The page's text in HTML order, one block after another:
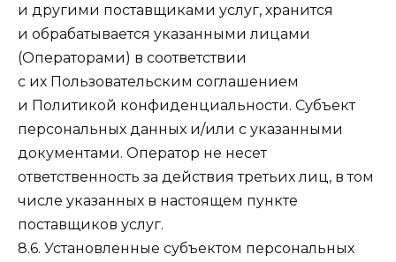
и другими поставщиками услуг, хранится
и обрабатывается указанными лицами
(Операторами) в соответствии
с их Пользовательским соглашением
и Политикой конфиденциальности. Субъект
персональных данных и/или с указанными
документами. Оператор не несет
ответственность за действия третьих лиц, в том
числе указанных в настоящем пункте
поставщиков услуг.
8.6. Установленные субъектом персональных